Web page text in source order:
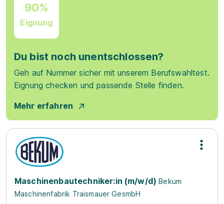
90%
Eignung
Du bist noch unentschlossen?
Geh auf Nummer sicher mit unserem Berufswahltest.
Eignung checken und passende Stelle finden.
Mehr erfahren
Maschinenbautechniker:in (m/w/d) Bekum
Maschinenfabrik Traismauer GesmbH